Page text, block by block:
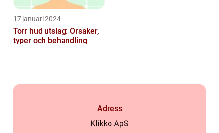
17 januari 2024
Torr hud utslag: Orsaker,
typer och behandling
Adress